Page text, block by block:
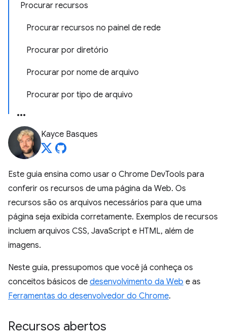
Procurar recursos
Procurar recursos no painel de rede
Procurar por diretório
Procurar por nome de arquivo
Procurar por tipo de arquivo
Kayce Basques
Este guia ensina como usar o Chrome DevTools para
conferir os recursos de uma página da Web. Os
recursos são os arquivos necessários para que uma
página seja exibida corretamente. Exemplos de recursos
incluem arquivos CSS, JavaScript e HTML, além de
imagens.
Neste guia, pressupomos que você já conheça os
conceitos básicos de desenvolvimento da Web e as
Ferramentas do desenvolvedor do Chrome.
Recursos abertos